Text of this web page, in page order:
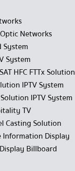
Networks
System
System
HFC FTTx Solution
IPTV System
IPTV System
TV
Casting Solution
Information Display
Billboard